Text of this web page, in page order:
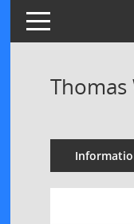
Toggle navigation